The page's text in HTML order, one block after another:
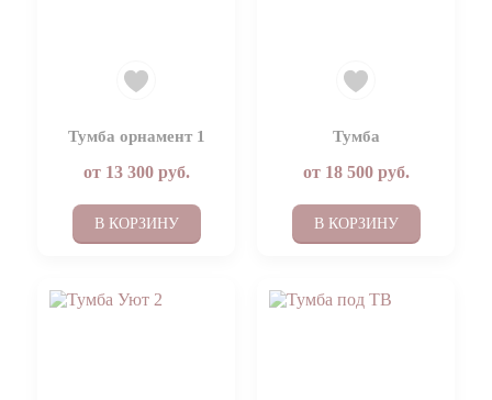
Тумба орнамент 1
от 13 300руб.
В КОРЗИНУ
Тумба
от 18 500руб.
В КОРЗИНУ